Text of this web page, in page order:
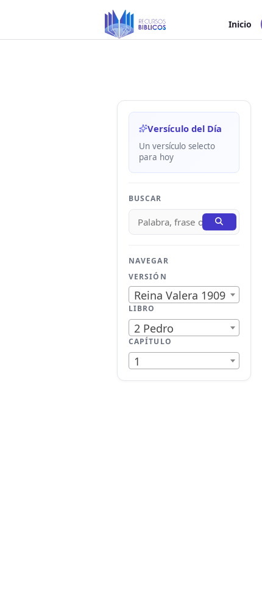
contenido
Inicio
Versículo del Día
Un versículo selecto
para hoy
BUSCAR
NAVEGAR
VERSIÓN
Reina Valera 1909
LIBRO
2 Pedro
CAPÍTULO
1